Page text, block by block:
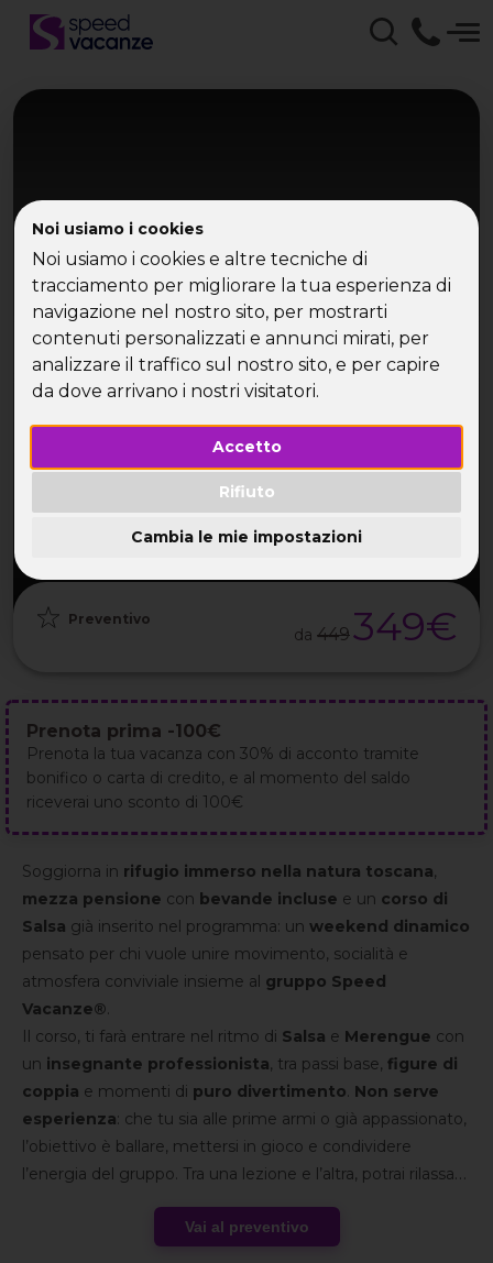
Noi usiamo i cookies
Noi usiamo i cookies e altre tecniche di
tracciamento per migliorare la tua esperienza di
navigazione nel nostro sito, per mostrarti
contenuti personalizzati e annunci mirati, per
analizzare il traffico sul nostro sito, e per capire
da dove arrivano i nostri visitatori.
Accetto
Rifiuto
Cambia le mie impostazioni
Toscana
Salsa Weekend
25 Set
Preventivo
da 449349€
Prenota prima -100€
Prenota la tua vacanza con 30% di acconto tramite
bonifico o carta di credito, e al momento del saldo
riceverai uno sconto di 100€
Soggiorna in rifugio immerso nella natura toscana,
mezza pensione con bevande incluse e un corso di
Salsa già inserito nel programma: un weekend dinamico
pensato per chi vuole unire movimento, socialità e
atmosfera conviviale insieme al gruppo Speed
Vacanze®.
Il corso, ti farà entrare nel ritmo di Salsa e Merengue con
un insegnante professionista, tra passi base, figure di
coppia e momenti di puro divertimento. Non serve
esperienza: che tu sia alle prime armi o già appassionato,
l’obiettivo è ballare, mettersi in gioco e condividere
l’energia del gruppo. Tra una lezione e l’altra, potrai rilassarti
in hotel e arricchire il weekend con
Vai al preventivo